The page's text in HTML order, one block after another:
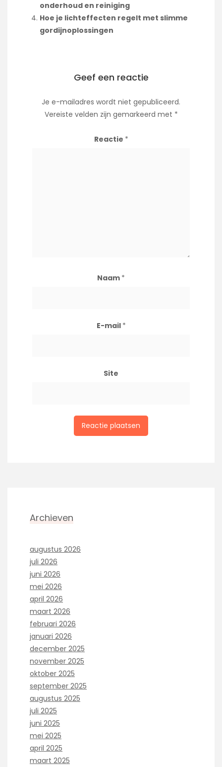
onderhoud en reiniging
Hoe je lichteffecten regelt met slimme
gordijnoplossingen
Geef een reactie
Je e-mailadres wordt niet gepubliceerd.
Vereiste velden zijn gemarkeerd met *
Reactie *
Naam *
E-mail *
Site
Archieven
augustus 2026
juli 2026
juni 2026
mei 2026
april 2026
maart 2026
februari 2026
januari 2026
december 2025
november 2025
oktober 2025
september 2025
augustus 2025
juli 2025
juni 2025
mei 2025
april 2025
maart 2025